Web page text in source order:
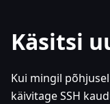
Käsitsi
Kui mingil
käivitage SSH